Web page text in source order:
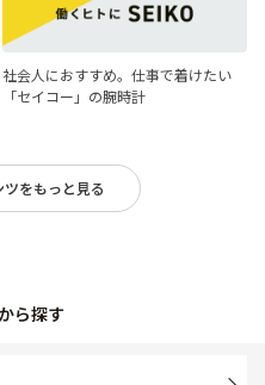
社会人におすすめ。仕事で着けたい
「セイコー」の腕時計
をもっと見る
ら探す